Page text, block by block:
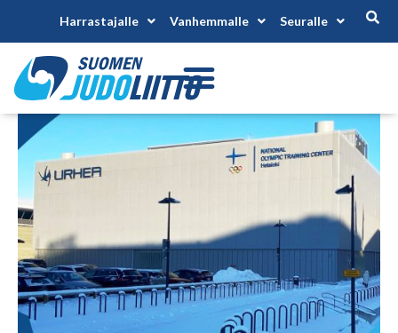
Harrastajalle Vanhemmalle Seuralle